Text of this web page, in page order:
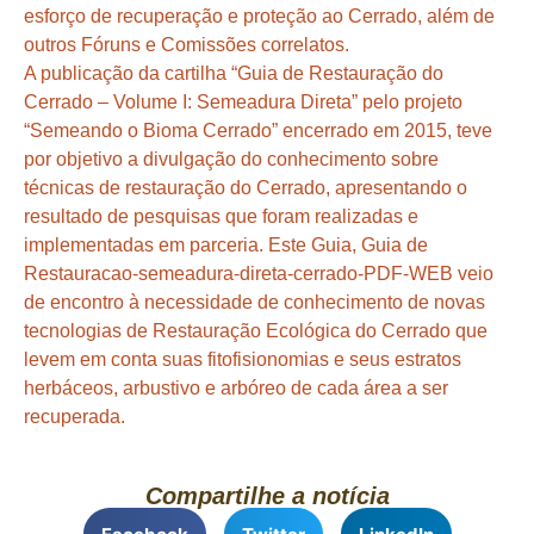
esforço de recuperação e proteção ao Cerrado, além de
outros Fóruns e Comissões correlatos.
A publicação da cartilha “Guia de Restauração do
Cerrado – Volume I: Semeadura Direta” pelo projeto
“Semeando o Bioma Cerrado” encerrado em 2015, teve
por objetivo a divulgação do conhecimento sobre
técnicas de restauração do Cerrado, apresentando o
resultado de pesquisas que foram realizadas e
implementadas em parceria. Este Guia, Guia de
Restauracao-semeadura-direta-cerrado-PDF-WEB veio
de encontro à necessidade de conhecimento de novas
tecnologias de Restauração Ecológica do Cerrado que
levem em conta suas fitofisionomias e seus estratos
herbáceos, arbustivo e arbóreo de cada área a ser
recuperada.
Compartilhe a notícia